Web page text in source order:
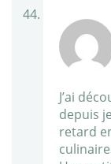
J’ai
depuis
retard